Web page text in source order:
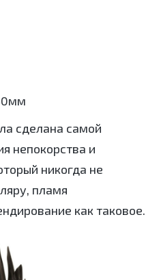
сделана самой
непокорства и
никогда не
пламя
как таковое.